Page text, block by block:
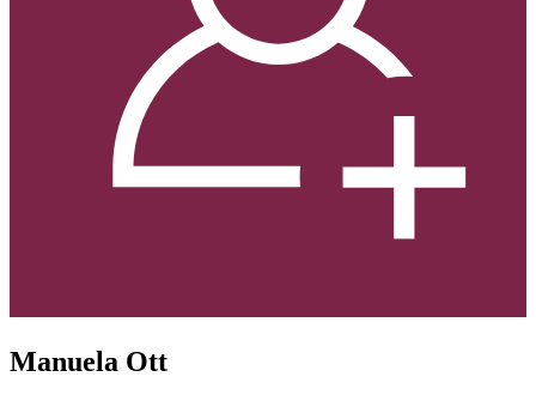
Manuela Ott